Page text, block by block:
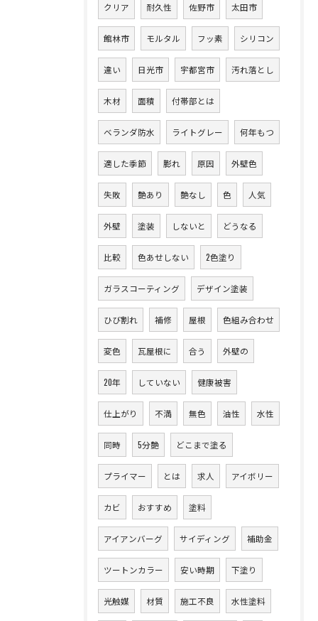
クリア 耐久性 佐野市 太田市
館林市 モルタル フッ素 シリコン
違い 日光市 宇都宮市 汚れ落とし
木材 面積 付帯部とは
ベランダ防水 ライトグレー 何年もつ
適した季節 膨れ 原因 外壁色
失敗 艶あり 艶なし 色 人気
外壁 塗装 しないと どうなる
比較 色あせしない 2色塗り
ガラスコーティング デザイン塗装
ひび割れ 補修 屋根 色組み合わせ
変色 瓦屋根に 合う 外壁の
20年 していない 健康被害
仕上がり 不満 無色 油性 水性
同時 5分艶 どこまで塗る
プライマー とは 求人 アイボリー
カビ おすすめ 塗料
アイアンバーグ サイディング 補助金
ツートンカラー 安い時期 下塗り
光触媒 材質 施工不良 水性塗料